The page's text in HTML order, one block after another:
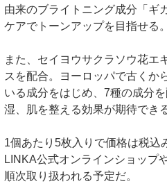
由来のブライトニング成分「ギ
ケアでトーンアップを目指せる。
また、セイヨウサクラソウ花エ
スを配合。ヨーロッパで古くか
いる成分をはじめ、7種の成分
湿、肌を整える効果が期待できる
1個あたり5枚入りで価格は税込
LINKA公式オンラインショップ
順次取り扱われる予定だ。